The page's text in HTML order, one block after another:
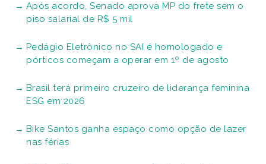
Após acordo, Senado aprova MP do frete sem o
piso salarial de R$ 5 mil
Pedágio Eletrônico no SAI é homologado e
pórticos começam a operar em 1º de agosto
Brasil terá primeiro cruzeiro de liderança feminina
ESG em 2026
Bike Santos ganha espaço como opção de lazer
nas férias